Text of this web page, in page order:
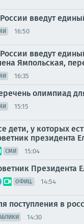
введут
16:50
введут
Ямпольская,
16:35
олимпиад
15:15
дети, у которых
президента
СМИ 15:04
Президента
ОФИЦ. 14:54
поступления в
14:30